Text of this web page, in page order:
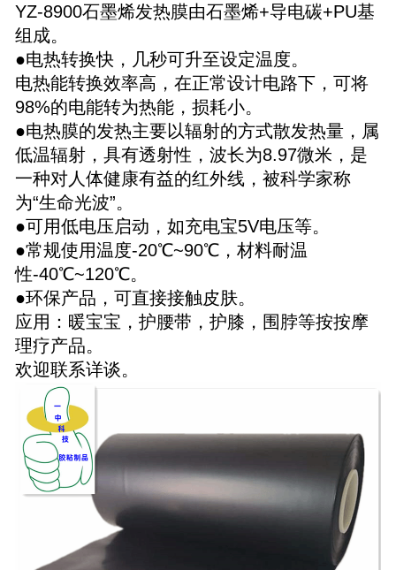
YZ-8900石墨烯发热膜由石墨烯+导电碳+PU基
组成。
●电热转换快，几秒可升至设定温度。
电热能转换效率高，在正常设计电路下，可将
98%的电能转为热能，损耗小。
●电热膜的发热主要以辐射的方式散发热量，属
低温辐射，具有透射性，波长为8.97微米，是
一种对人体健康有益的红外线，被科学家称
为“生命光波”。
●可用低电压启动，如充电宝5V电压等。
●常规使用温度-20℃~90℃，材料耐温
性-40℃~120℃。
●环保产品，可直接接触皮肤。
应用：暖宝宝，护腰带，护膝，围脖等按按摩
理疗产品。
欢迎联系详谈。